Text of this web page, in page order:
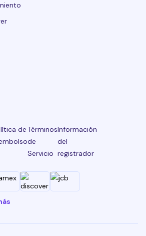
de Términos
de
Servicio
Información
del
registrador